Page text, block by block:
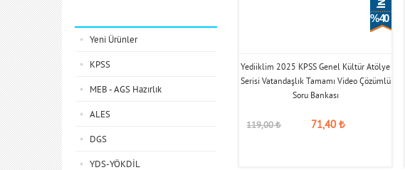
Yeni Ürünler
KPSS
MEB - AGS Hazırlık
ALES
DGS
YDS-YÖKDİL
% 40
Yediiklim 2025 KPSS Genel Kültür Atölye
Serisi Vatandaşlık Tamamı Video Çözümlü
Soru Bankası
119,00₺ 71,40₺